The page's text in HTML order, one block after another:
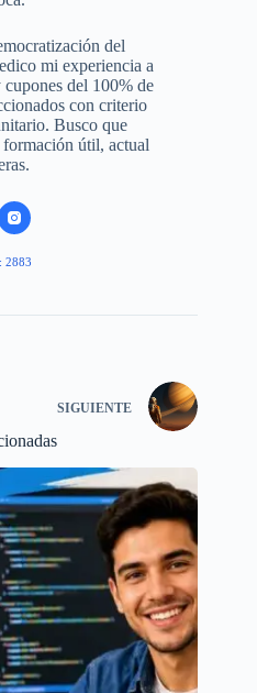
del
mi experiencia a
del 100% de
con criterio
Busco que
formación útil, actual
2883
SIGUIENTE